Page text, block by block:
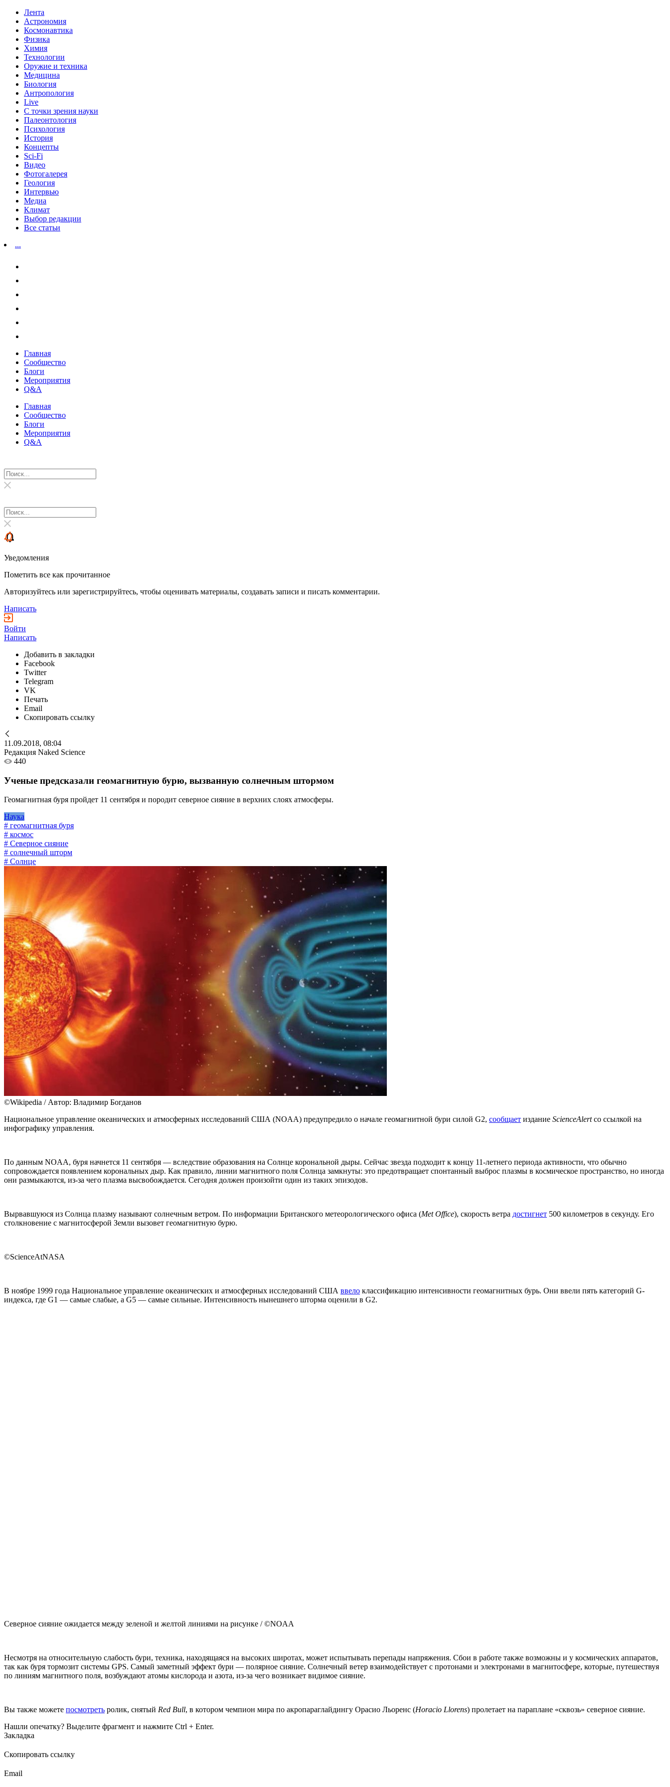
Лента
Астрономия
Космонавтика
Физика
Химия
Технологии
Оружие и техника
Медицина
Биология
Антропология
Live
С точки зрения науки
Палеонтология
Психология
История
Концепты
Sci-Fi
Видео
Фотогалерея
Геология
Интервью
Медиа
Климат
Выбор редакции
Все статьи
...
Главная
Сообщество
Блоги
Мероприятия
Q&A
Главная
Сообщество
Блоги
Мероприятия
Q&A
Уведомления
Пометить все как прочитанное
Авторизуйтесь или зарегистрируйтесь, чтобы оценивать материалы, создавать записи и писать комментарии.
Написать
Войти
Написать
Добавить в закладки
Facebook
Twitter
Telegram
VK
Печать
Email
Скопировать ссылку
11.09.2018, 08:04
Редакция Naked Science
440
Ученые предсказали геомагнитную бурю, вызванную солнечным штормом
Геомагнитная буря пройдет 11 сентября и породит северное сияние в верхних слоях атмосферы.
Наука
# геомагнитная буря
# космос
# Северное сияние
# солнечный шторм
# Солнце
©Wikipedia / Автор: Владимир Богданов
Национальное управление океанических и атмосферных исследований США (NOAA) предупредило о начале геомагнитной бури силой G2, сообщает издание ScienceAlertсо ссылкой на
инфографику управления.
По данным NOAA, буря начнется 11 сентября — вследствие образования на Солнце корональной дыры. Сейчас звезда подходит к концу 11-летнего периода активности, что обычно
сопровождается появлением корональных дыр. Как правило, линии магнитного поля Солнца замкнуты: это предотвращает спонтанный выброс плазмы в космическое пространство, но иногда
они размыкаются, из-за чего плазма высвобождается. Сегодня должен произойти один из таких эпизодов.
Вырвавшуюся из Солнца плазму называют солнечным ветром. По информации Британского метеорологического офиса (Met Office), скорость ветра достигнет 500 километров в секунду. Его
столкновение с магнитосферой Земли вызовет геомагнитную бурю.
©ScienceAtNASA
В ноябре 1999 года Национальное управление океанических и атмосферных исследований США ввело классификацию интенсивности геомагнитных бурь. Они ввели пять категорий G-
индекса, где G1 — самые слабые, а G5 — самые сильные. Интенсивность нынешнего шторма оценили в G2.
Северное сияние ожидается между зеленой и желтой линиями на рисунке / ©NOAA
Несмотря на относительную слабость бури, техника, находящаяся на высоких широтах, может испытывать перепады напряжения. Сбои в работе также возможны и у космических аппаратов,
так как буря тормозит системы GPS. Самый заметный эффект бури — полярное сияние. Солнечный ветер взаимодействует с протонами и электронами в магнитосфере, которые, путешествуя
по линиям магнитного поля, возбуждают атомы кислорода и азота, из-за чего возникает видимое сияние.
Вы также можете посмотреть ролик, снятый Red Bull, в котором чемпион мира по акропараглайдингу Орасио Льоренс (Horacio Llorens) пролетает на параплане «сквозь» северное сияние.
Нашли опечатку? Выделите фрагмент и нажмите Ctrl + Enter.
Закладка
Скопировать ссылку
Email